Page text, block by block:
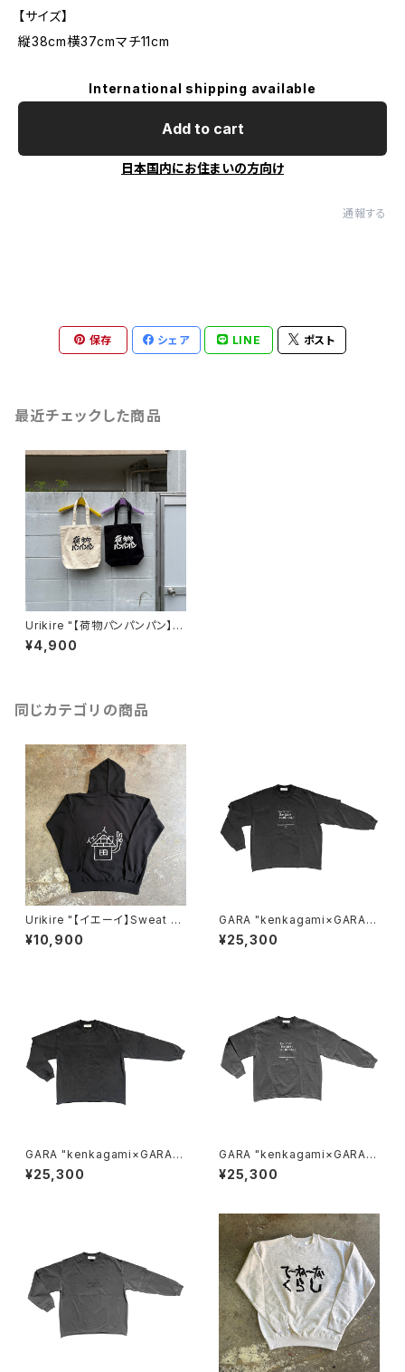
【サイズ】
縦38cm横37cmマチ11cm
International shipping available
Add to cart
日本国内にお住まいの方向け
通報する
保存 シェア LINE ポスト
最近チェックした商品
Urikire "【荷物パンパンパン】C
anvas Tote"
¥4,900
同じカテゴリの商品
Urikire "【イエーイ】Sweat ho
odie"
¥10,900
GARA "kenkagami×GARA L
AYER SLEEVE T-SHIRT"(BL
ACK×WHITE)
¥25,300
GARA "kenkagami×GARA L
AYER SLEEVE T-SHIRT"(BL
ACK×BLACK)
¥25,300
GARA "kenkagami×GARA L
AYER SLEEVE T-SHIRT"(GR
AY×WHITE)
¥25,300